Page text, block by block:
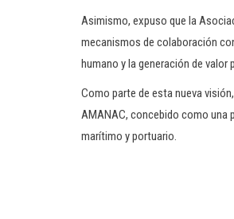
Asimismo, expuso que la
mecanismos de colaboración
humano y la generación de valor
Como parte de esta nueva
AMANAC, concebido como una
marítimo y portuario.